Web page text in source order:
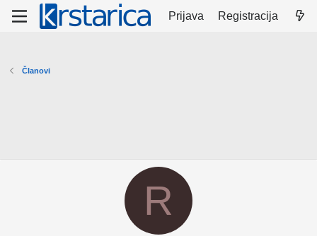
Prijava Registracija
Članovi
R